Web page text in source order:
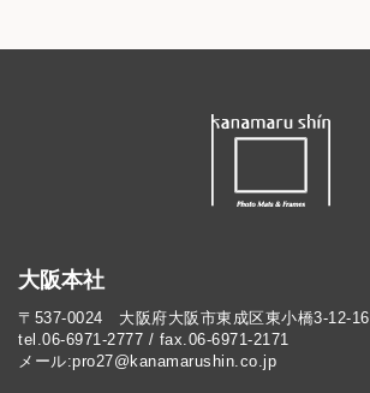
大阪本社
〒537-0024 大阪府大阪市東成区東小橋3-12-16
tel.06-6971-2777 / fax.06-6971-2171
メール:pro27@kanamarushin.co.jp​